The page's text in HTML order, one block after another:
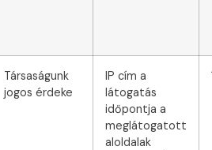
Társaságunk
jogos érdeke
IP cím a
látogatás
időpontja a
meglátogatott
aloldalak